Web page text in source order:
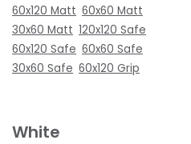
60x120 Matt 60x60 Matt
30x60 Matt 120x120 Safe
60x120 Safe 60x60 Safe
30x60 Safe 60x120 Grip
White